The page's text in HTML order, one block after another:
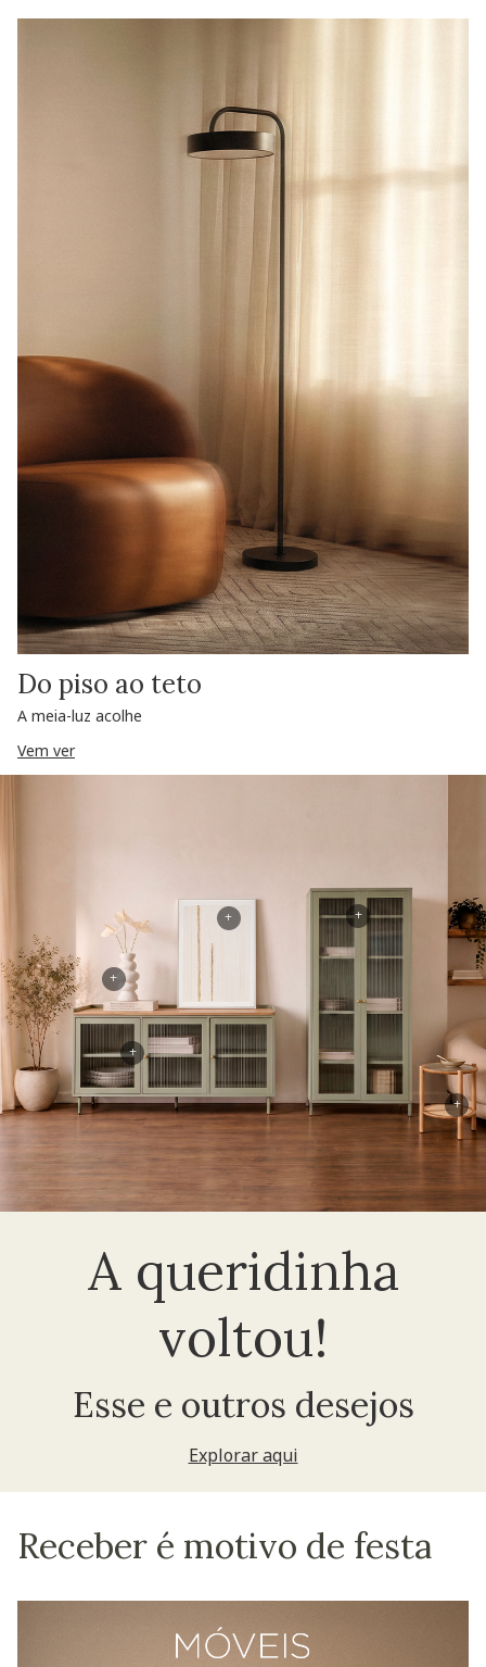
Do piso ao teto
A meia-luz acolhe
Vem ver
A queridinha
voltou!
Esse e outros desejos
Explorar aqui
+
+
+
+
+
Receber é motivo de festa